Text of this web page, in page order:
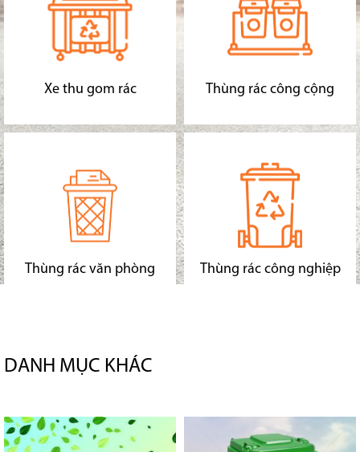
Xe thu gom rác Thùng rác công cộng
Thùng rác văn phòng Thùng rác công nghiệp
DANH MỤC KHÁC